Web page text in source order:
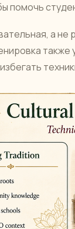
помочь
а
также